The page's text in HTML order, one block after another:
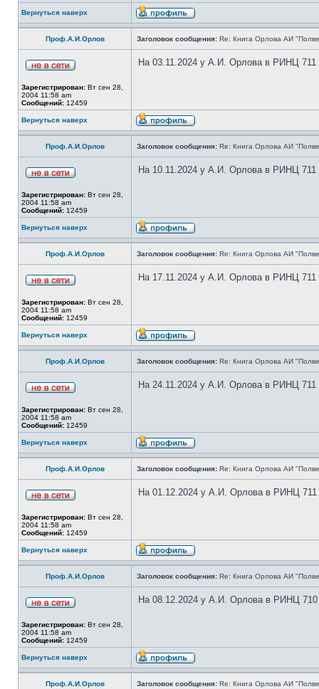
Вернуться наверх
Проф.А.И.Орлов Заголовок сообщения: Re: Книга Орлова АИ
Зарегистрирован: Вт сен 28,
2004 11:58 am
Сообщений: 12459
На 03.11.2024 у А.И. Орлова в РИНЦ 711
Вернуться наверх
Проф.А.И.Орлов Заголовок сообщения: Re: Книга Орлова АИ
Зарегистрирован: Вт сен 28,
2004 11:58 am
Сообщений: 12459
На 10.11.2024 у А.И. Орлова в РИНЦ 711
Вернуться наверх
Проф.А.И.Орлов Заголовок сообщения: Re: Книга Орлова АИ
Зарегистрирован: Вт сен 28,
2004 11:58 am
Сообщений: 12459
На 17.11.2024 у А.И. Орлова в РИНЦ 711
Вернуться наверх
Проф.А.И.Орлов Заголовок сообщения: Re: Книга Орлова АИ
Зарегистрирован: Вт сен 28,
2004 11:58 am
Сообщений: 12459
На 24.11.2024 у А.И. Орлова в РИНЦ 711
Вернуться наверх
Проф.А.И.Орлов Заголовок сообщения: Re: Книга Орлова АИ
Зарегистрирован: Вт сен 28,
2004 11:58 am
Сообщений: 12459
На 01.12.2024 у А.И. Орлова в РИНЦ 711
Вернуться наверх
Проф.А.И.Орлов Заголовок сообщения: Re: Книга Орлова АИ
Зарегистрирован: Вт сен 28,
2004 11:58 am
Сообщений: 12459
На 08.12.2024 у А.И. Орлова в РИНЦ 710
Вернуться наверх
Проф.А.И.Орлов Заголовок сообщения: Re: Книга Орлова АИ